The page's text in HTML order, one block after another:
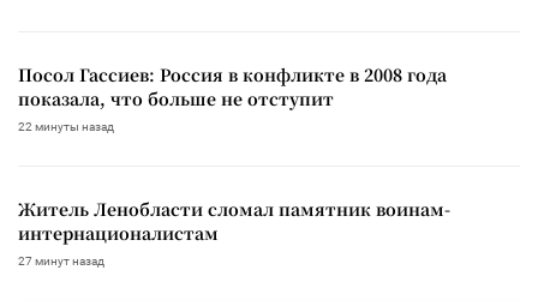
Посол Гассиев: Россия в конфликте в 2008 года
показала, что больше не отступит
22 минуты назад
Житель Ленобласти сломал памятник воинам-
интернационалистам
27 минут назад